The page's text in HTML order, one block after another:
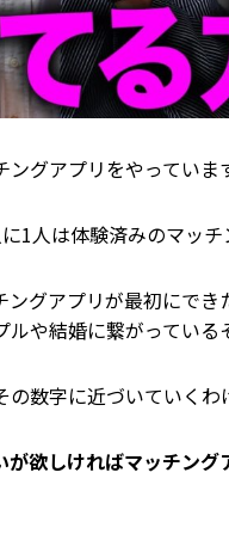
ングアプリをやっていま
1人は体験済みのマッチ
ングアプリが最初にで
ルや結婚に繋がっている
の数字に近づいていくわ
が欲しければマッチング